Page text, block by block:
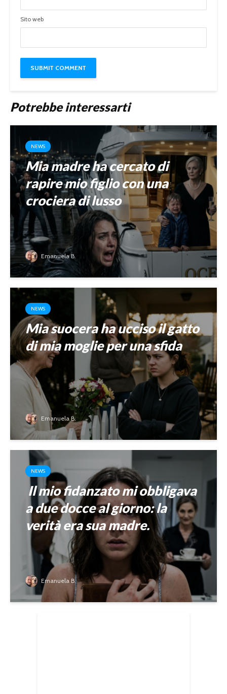
Sito web
Potrebbe interessarti
NEWS
Mia madre ha cercato di
rapire mio figlio con una
crociera di lusso
Emanuela B.
NEWS
Mia suocera ha ucciso il gatto
di mia moglie per una sfida
Emanuela B.
NEWS
Il mio fidanzato mi obbligava
a due docce al giorno: la
verità era sua madre.
Emanuela B.